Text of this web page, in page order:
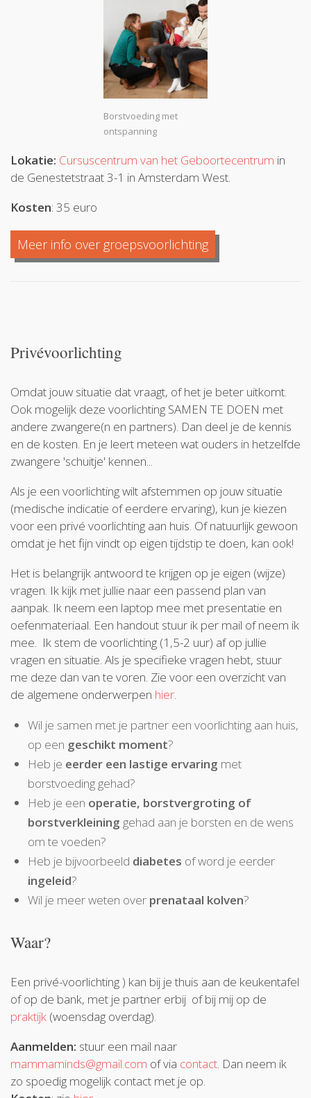
Borstvoeding met
ontspanning
Lokatie: Cursuscentrum van het Geboortecentrum in
de Genestetstraat 3-1 in Amsterdam West.
Kosten: 35 euro
Meer info over groepsvoorlichting
Privévoorlichting
Omdat jouw situatie dat vraagt, of het je beter uitkomt.
Ook mogelijk deze voorlichting SAMEN TE DOEN met
andere zwangere(n en partners). Dan deel je de kennis
en de kosten. En je leert meteen wat ouders in hetzelfde
zwangere 'schuitje' kennen...
Als je een voorlichting wilt afstemmen op jouw situatie
(medische indicatie of eerdere ervaring), kun je kiezen
voor een privé voorlichting aan huis. Of natuurlijk gewoon
omdat je het fijn vindt op eigen tijdstip te doen, kan ook!
Het is belangrijk antwoord te krijgen op je eigen (wijze)
vragen. Ik kijk met jullie naar een passend plan van
aanpak. Ik neem een laptop mee met presentatie en
oefenmateriaal. Een handout stuur ik per mail of neem ik
mee. Ik stem de voorlichting (1,5-2 uur) af op jullie
vragen en situatie. Als je specifieke vragen hebt, stuur
me deze dan van te voren. Zie voor een overzicht van
de algemene onderwerpen hier.
Wil je samen met je partner een voorlichting aan huis,
op een geschikt moment?
Heb je eerder een lastige ervaring met
borstvoeding gehad?
Heb je een operatie, borstvergroting of
borstverkleining gehad aan je borsten en de wens
om te voeden?
Heb je bijvoorbeeld diabetes of word je eerder
ingeleid?
Wil je meer weten over prenataal kolven?
Waar?
Een privé-voorlichting ) kan bij je thuis aan de keukentafel
of op de bank, met je partner erbij of bij mij op de
praktijk (woensdag overdag).
Aanmelden: stuur een mail naar
mammaminds@gmail.com of via contact. Dan neem ik
zo spoedig mogelijk contact met je op.